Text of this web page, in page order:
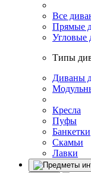
Все
Прямые
Угловые
Типы
Диваны
Кресла
Пуфы
Банкетки
Скамьи
Лавки